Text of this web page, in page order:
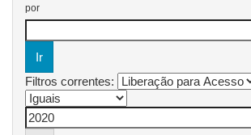
por
Filtros correntes: